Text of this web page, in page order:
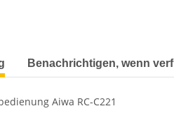
anzeigen
Benachrichtigen, wenn
Aiwa RC-C221